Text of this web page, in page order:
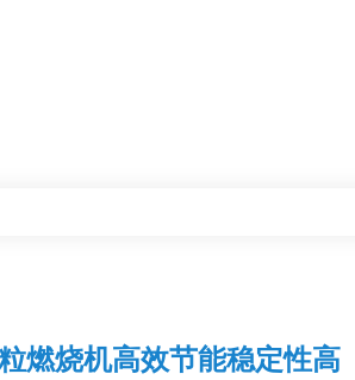
燃烧机高效节能稳定性高